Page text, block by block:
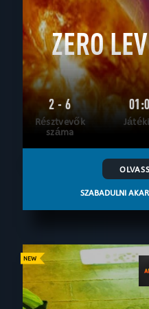
ZERO
2 - 6
Résztvevők
száma
SZABADULNI